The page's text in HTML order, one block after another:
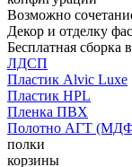
Возможно
Декор и отделку
Бесплатная сборка
ЛДСП
Пластик Alvic Luxe
Пластик HPL
Пленка ПВХ
Полотно АГТ
полки
корзины